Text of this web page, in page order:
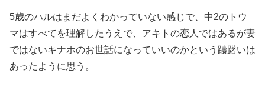
5歳のハルはまだよくわかっていない感じで、中2のトウ
マはすべてを理解したうえで、アキトの恋人ではあるが妻
ではないキナホのお世話になっていいのかという躊躇いは
あったように思う。